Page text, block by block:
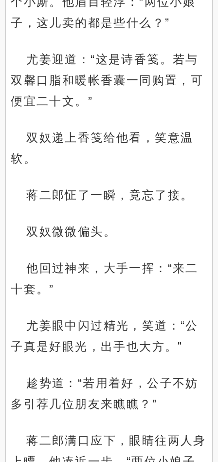
子，这儿卖的都是些什么？”
尤姜迎道：“这是诗香笺。若与
双馨口脂和暖帐香囊一同购置，可
便宜二十文。”
双奴递上香笺给他看，笑意温
软。
蒋二郎怔了一瞬，竟忘了接。
双奴微微偏头。
他回过神来，大手一挥：“来二
十套。”
尤姜眼中闪过精光，笑道：“公
子真是好眼光，出手也大方。”
趁势道：“若用着好，公子不妨
多引荐几位朋友来瞧瞧？”
蒋二郎满口应下，眼睛往两人身